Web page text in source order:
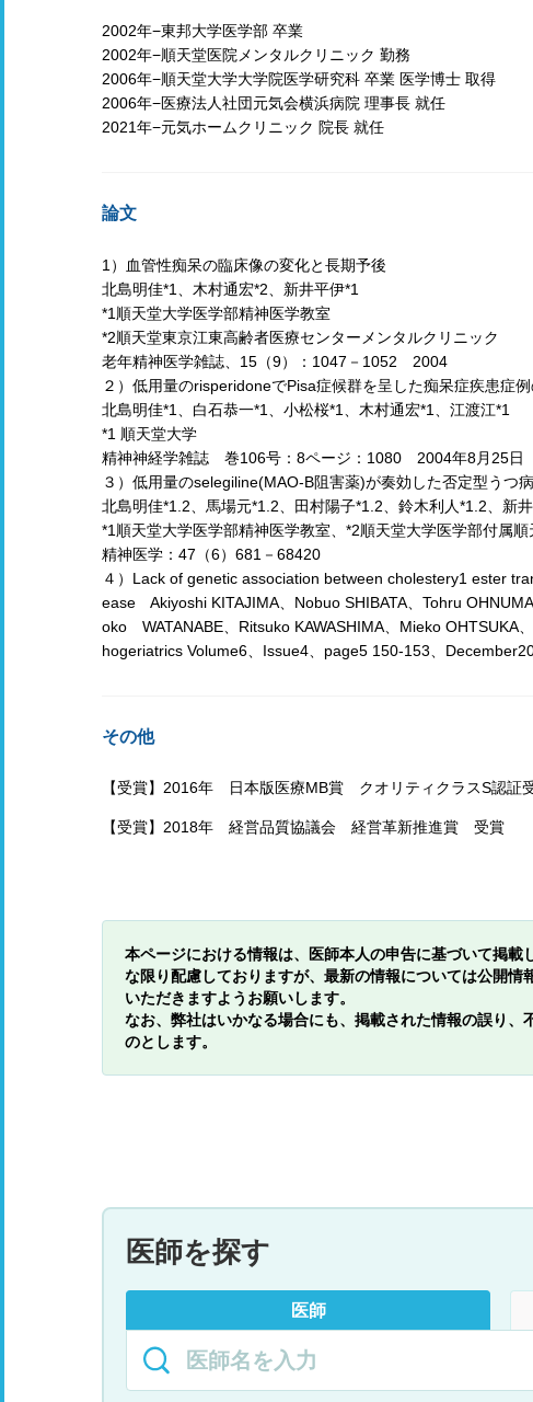
2002年−東邦大学医学部 卒業
2002年−順天堂医院メンタルクリニック 勤務
2006年−順天堂大学大学院医学研究科 卒業 医学博士 取得
2006年−医療法人社団元気会横浜病院 理事長 就任
2021年−元気ホームクリニック 院長 就任
論文
1）血管性痴呆の臨床像の変化と長期予後
北島明佳*1、木村通宏*2、新井平伊*1
*1順天堂大学医学部精神医学教室
*2順天堂東京江東高齢者医療センターメンタルクリニック
老年精神医学雑誌、15（9）：1047－1052 2004
２）低用量のrisperidoneでPisa症候群を呈した痴呆症疾患症
北島明佳*1、白石恭一*1、小松桜*1、木村通宏*1、江渡江*1
*1 順天堂大学
精神神経学雑誌 巻106号：8ページ：1080 2004年8月25日
３）低用量のselegiline(MAO-B阻害薬)が奏効した否定型うつ
北島明佳*1.2、馬場元*1.2、田村陽子*1.2、鈴木利人*1.2、新
*1順天堂大学医学部精神医学教室、*2順天堂大学医学部付属順
精神医学：47（6）681－68420
４）Lack of genetic association between cholestery1 ester
ease Akiyoshi KITAJIMA、Nobuo SHIBATA、Tohru
oko WATANABE、Ritsuko KAWASHIMA、Mieko OHTSUKA
hogeriatrics Volume6、Issue4、page5 150-153、
その他
【受賞】2016年 日本版医療MB賞 クオリティクラスS認証
【受賞】2018年 経営品質協議会 経営革新推進賞 受賞
本ページにおける情報は、医師本人の申告に基づいて掲
な限り配慮しておりますが、最新の情報については公開
いただきますようお願いします。
なお、弊社はいかなる場合にも、掲載された情報の誤り
のとします。
医師を探す
医師